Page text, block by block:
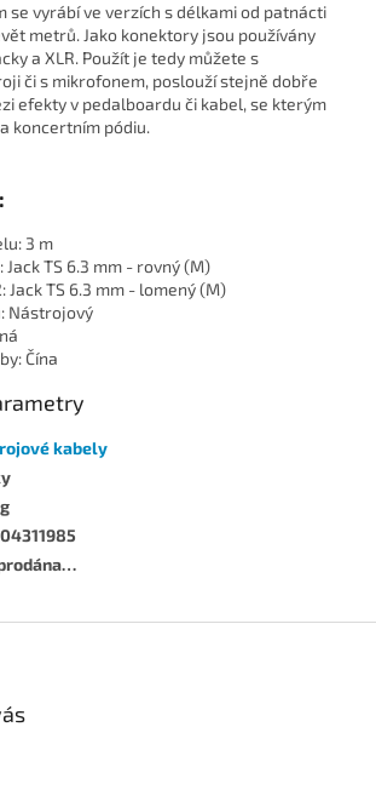
se vyrábí ve verzích s délkami od patnácti
metrů. Jako konektory jsou používány
a XLR. Použít je tedy můžete s
či s mikrofonem, poslouží stejně dobře
efekty v pedalboardu či kabel, se kterým
koncertním pódiu.
3 m
Jack TS 6.3 mm - rovný (M)
Jack TS 6.3 mm - lomený (M)
Nástrojový
Čína
kabely